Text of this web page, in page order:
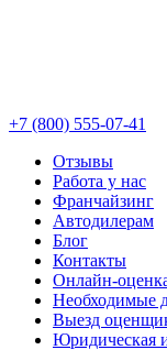
+7 (800) 555-07-41
Отзывы
Работа у нас
Франчайзинг
Автодилерам
Блог
Контакты
Онлайн-
Необходимые
Выезд
Юридическая